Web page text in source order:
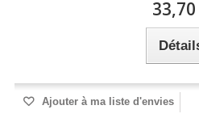
Ajouter à ma liste d'envies